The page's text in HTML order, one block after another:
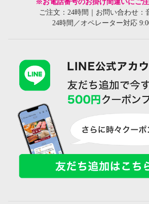
※お電話番号のお掛け間違いにご注
ご注文：24時間｜お問い合わせ：
24時間／オペレーター対応